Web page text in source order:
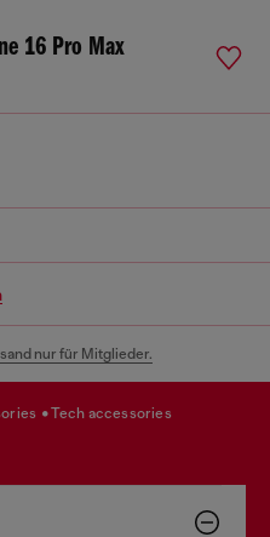
16 Pro Max
nur für Mitglieder.
tech accessories